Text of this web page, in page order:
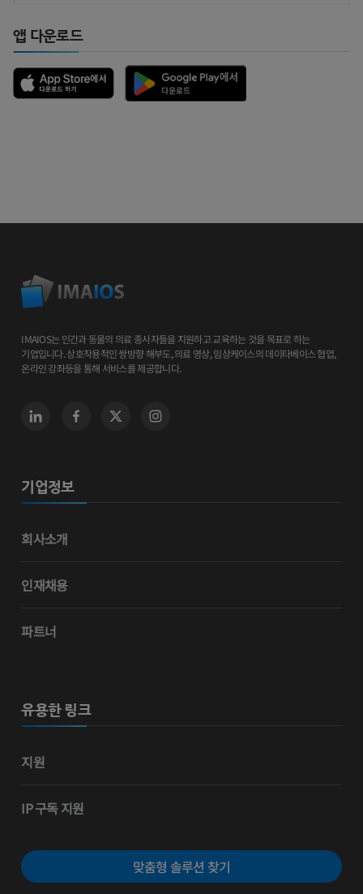
앱 다운로드
IMAIOS는 인간과 동물의 의료 종사자들을 지원하고 교육하는 것을 목표로 하는
기업입니다. 상호작용적인 쌍방향 해부도, 의료 영상, 임상케이스의 데이타베이스 협업,
온라인 강좌등을 통해 서비스를 제공합니다.
기업정보
회사소개
인재채용
파트너
유용한 링크
지원
IP 구독 지원
맞춤형 솔루션 찾기